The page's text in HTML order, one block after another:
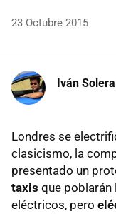
23 Octubre 2015
Iván Solera
Londres se
clasicismo, la
presentado un
taxis que poblarán
eléctricos, pero